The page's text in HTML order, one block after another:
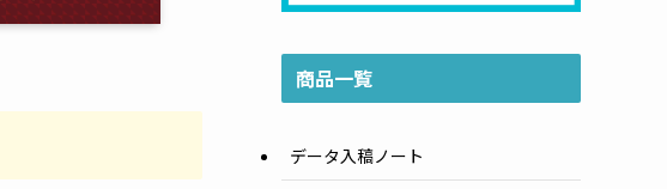
商品一覧
データ入稿ノート